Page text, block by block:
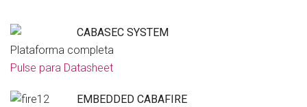
CABASEC SYSTEM
Plataforma completa
Pulse para Datasheet
EMBEDDED CABAFIRE